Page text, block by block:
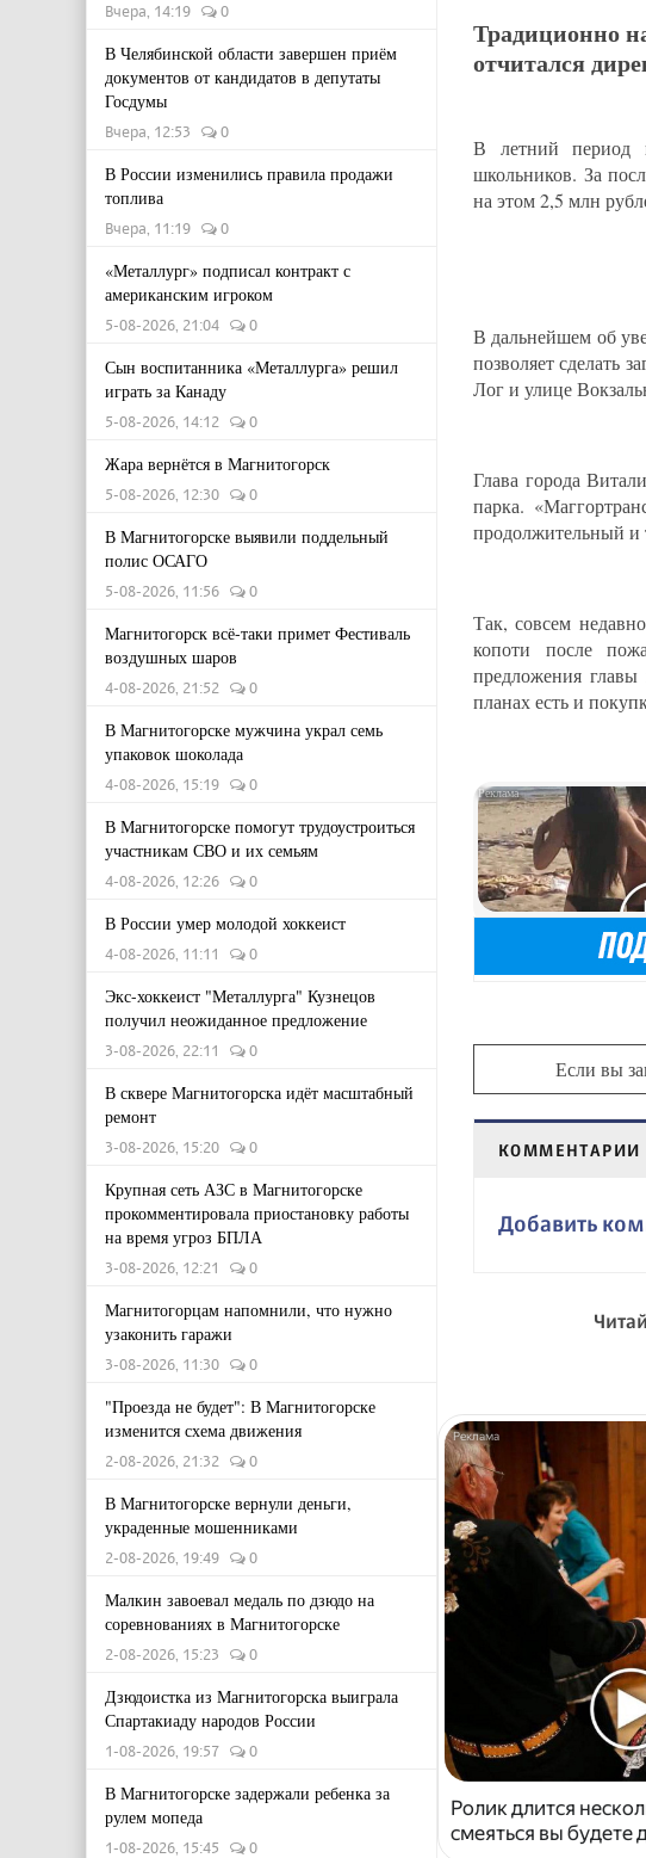
Вчера, 14:19 0
В Челябинской области завершен приём
документов от кандидатов в депутаты
Госдумы
Вчера, 12:53 0
В России изменились правила продажи
топлива
Вчера, 11:19 0
«Металлург» подписал контракт с
американским игроком
5-08-2026, 21:04 0
Сын воспитанника «Металлурга» решил
играть за Канаду
5-08-2026, 14:12 0
Жара вернётся в Магнитогорск
5-08-2026, 12:30 0
В Магнитогорске выявили поддельный
полис ОСАГО
5-08-2026, 11:56 0
Магнитогорск всё-таки примет Фестиваль
воздушных шаров
4-08-2026, 21:52 0
В Магнитогорске мужчина украл семь
упаковок шоколада
4-08-2026, 15:19 0
В Магнитогорске помогут трудоустроиться
участникам СВО и их семьям
4-08-2026, 12:26 0
В России умер молодой хоккеист
4-08-2026, 11:11 0
Экс-хоккеист "Металлурга" Кузнецов
получил неожиданное предложение
3-08-2026, 22:11 0
В сквере Магнитогорска идёт масштабный
ремонт
3-08-2026, 15:20 0
Крупная сеть АЗС в Магнитогорске
прокомментировала приостановку работы
на время угроз БПЛА
3-08-2026, 12:21 0
Магнитогорцам напомнили, что нужно
узаконить гаражи
3-08-2026, 11:30 0
"Проезда не будет": В Магнитогорске
изменится схема движения
2-08-2026, 21:32 0
В Магнитогорске вернули деньги,
украденные мошенниками
2-08-2026, 19:49 0
Малкин завоевал медаль по дзюдо на
соревнованиях в Магнитогорске
2-08-2026, 15:23 0
Дзюдоистка из Магнитогорска выиграла
Спартакиаду народов России
1-08-2026, 19:57 0
В Магнитогорске задержали ребенка за
рулем мопеда
1-08-2026, 15:45 0
Традиционно
отчитался
В летний период
школьников. За
на этом 2,5 млн
В дальнейшем об
позволяет сделать
Лог и улице
Глава города
парка.
продолжительный и
Так, совсем
копоти после
предложения
планах есть и
Если вы
КОММЕНТАРИИ
Добавить
Ролик длится
смеяться вы будете